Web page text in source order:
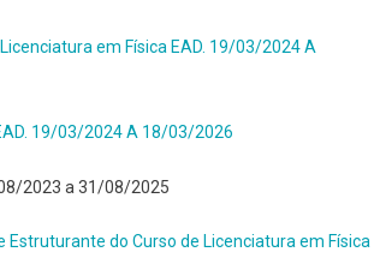
em Física EAD. 19/03/2024 A
19/03/2024 A 18/03/2026
2023 a 31/08/2025
do Curso de Licenciatura em Física